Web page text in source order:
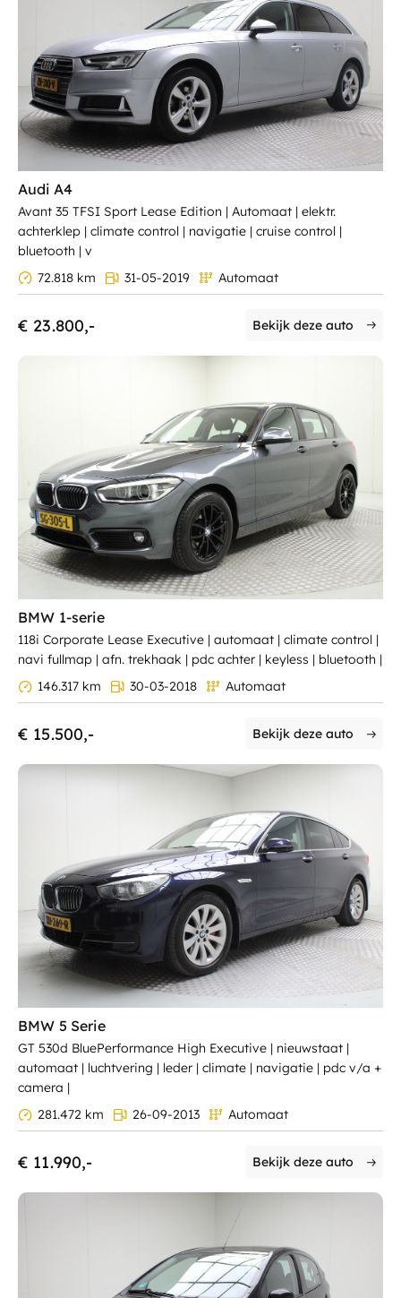
Contact
Ma - Vr: 8.00 - 17.30
Za:
9.00 - 12.00
Zo:
SUV 56 Wagon Sedan 3
Hatchback 77 Van 23
Prijs (€)
Audi A4
Avant 35 TFSI Sport Lease Edition | Automaat | elektr.
achterklep | climate control | navigatie | cruise control |
bluetooth | v
72.818 km
31-05-2019 Automaat
€ 23.800,- Bekijk deze auto
BMW 1-serie
118i Corporate Lease Executive | automaat | climate control |
navi fullmap | afn. trekhaak | pdc achter | keyless | bluetooth |
146.317 km
30-03-2018 Automaat
€ 15.500,- Bekijk deze auto
BMW 5 Serie
GT 530d BluePerformance High Executive | nieuwstaat |
automaat | luchtvering | leder | climate | navigatie | pdc v/a +
camera |
281.472 km
26-09-2013 Automaat
€ 11.990,- Bekijk deze auto